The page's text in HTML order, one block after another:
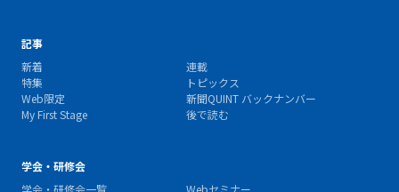
記事
新着
連載
特集
トピックス
Web限定
新聞QUINT バックナンバー
My First Stage
後で読む
学会・研修会
学会・研修会一覧
Webセミナー